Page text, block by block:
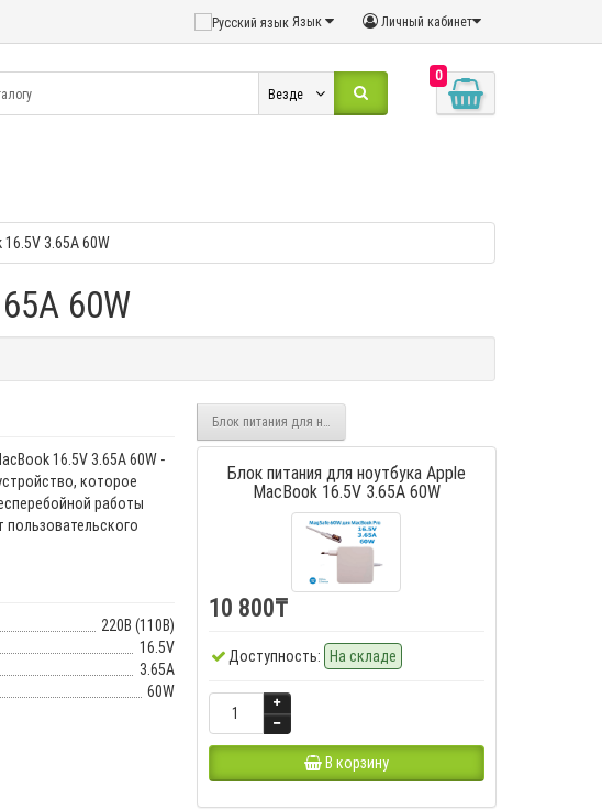
Личный кабинет
Язык
0
Везде
3.65A 60W
60W
16.5V 3.65A 60W -
которое
работы
220В (110В)
16.5V
3.65A
60W
Блок питания для ноутбука Apple MacBook USB-C 87W
Блок питания для ноутбука Apple
MacBook 16.5V 3.65A 60W
10 800₸
Доступность: На складе
В корзину